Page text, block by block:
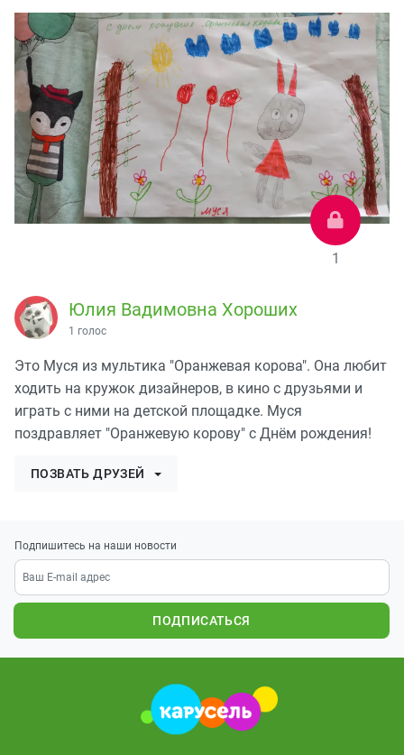
1
Юлия Вадимовна Хороших
1 голос
Это Муся из мультика "Оранжевая корова". Она любит
ходить на кружок дизайнеров, в кино с друзьями и
играть с ними на детской площадке. Муся
поздравляет "Оранжевую корову" с Днём рождения!
ПОЗВАТЬ ДРУЗЕЙ
Подпишитесь на наши новости
ПОДПИСАТЬСЯ